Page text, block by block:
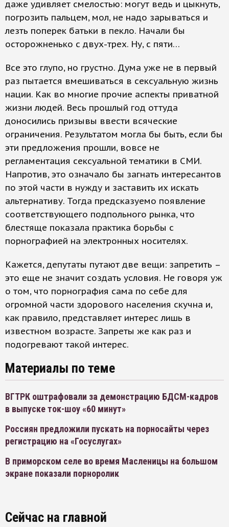
даже удивляет смелостью: могут ведь и цыкнуть,
погрозить пальцем, мол, не надо зарываться и
лезть поперек батьки в пекло. Начали бы
осторожненько с двух-трех. Ну, с пяти…
Все это глупо, но грустно. Дума уже не в первый
раз пытается вмешиваться в сексуальную жизнь
нации. Как во многие прочие аспекты приватной
жизни людей. Весь прошлый год оттуда
доносились призывы ввести всяческие
ограничения. Результатом могла бы быть, если бы
эти предложения прошли, вовсе не
регламентация сексуальной тематики в СМИ.
Напротив, это означало бы загнать интересантов
по этой части в нужду и заставить их искать
альтернативу. Тогда предсказуемо появление
соответствующего подпольного рынка, что
блестяще показала практика борьбы с
порнографией на электронных носителях.
Кажется, депутаты путают две вещи: запретить –
это еще не значит создать условия. Не говоря уж
о том, что порнография сама по себе для
огромной части здорового населения скучна и,
как правило, представляет интерес лишь в
известном возрасте. Запреты же как раз и
подогревают такой интерес.
Материалы по теме
ВГТРК оштрафовали за демонстрацию БДСМ-кадров
в выпуске ток-шоу «60 минут»
Россиян предложили пускать на порносайты через
регистрацию на «Госуслугах»
В приморском селе во время Масленицы на большом
экране показали порноролик
Сейчас на главной